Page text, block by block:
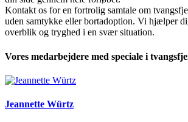
Kontakt os for en fortrolig samtale om
uden samtykke eller bortadoption. Vi hjælper
overblik og tryghed i en svær situation.
Vores medarbejdere med speciale i
Jeannette Würtz